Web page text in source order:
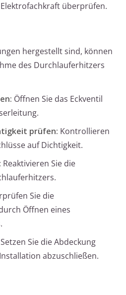
überprüfen.
hergestellt sind, können
des Durchlauferhitzers
Öffnen Sie das Eckventil
prüfen: Kontrollieren
auf Dichtigkeit.
Reaktivieren Sie die
Sie die
Öffnen eines
Setzen Sie die Abdeckung
abzuschließen.